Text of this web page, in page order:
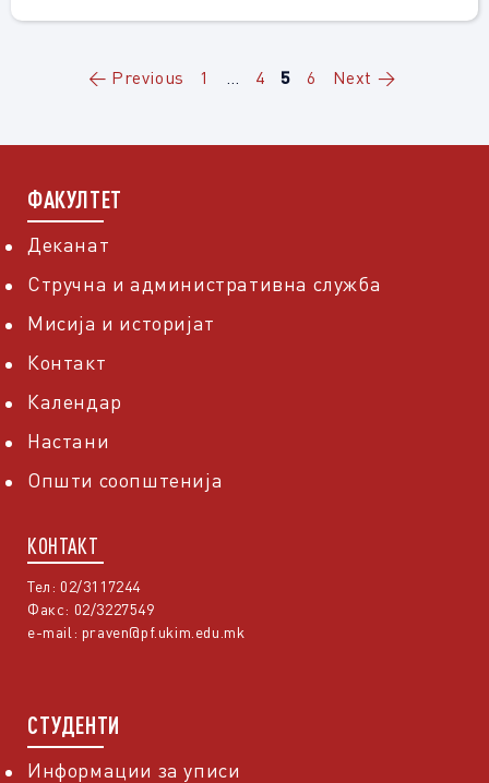
← Previous Page
1 … Page
4 Page
5 Page
6 Next →
ФАКУЛТЕТ
Деканат
Стручна и административна служба
Мисија и историјат
Контакт
Календар
Настани
Општи соопштенија
КОНТАКТ
Тел: 02/3117244
Факс: 02/3227549
e-mail: praven@pf.ukim.edu.mk
СТУДЕНТИ
Информации за уписи